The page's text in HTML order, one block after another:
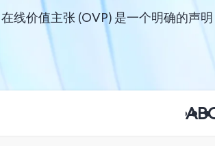
在线价值主张 (OVP) 是一个明确的声
AB